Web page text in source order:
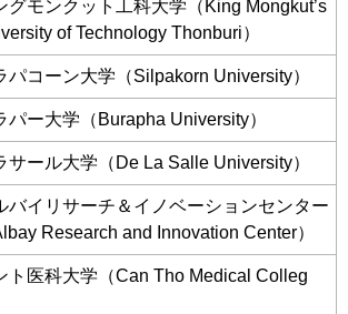
グモンクット工科大学（King Mongkut’s
of Technology Thonburi）
パコーン大学（Silpakorn University）
パー大学（Burapha University）
サール大学（De La Salle University）
バイリサーチ＆イノベーションセンター
Research and Innovation Center）
ト医科大学（Can Tho Medical Colleg